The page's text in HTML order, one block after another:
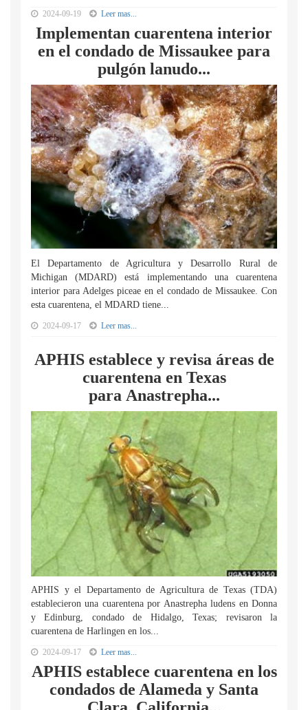
2024-09-19 Leer mas...
Implementan cuarentena interior
en el condado de Missaukee para
pulgón lanudo...
El Departamento de Agricultura y Desarrollo Rural de
Michigan (MDARD) está implementando una cuarentena
interior para Adelges piceae en el condado de Missaukee. Con
esta cuarentena, el MDARD tiene...
2024-09-17 Leer mas...
APHIS establece y revisa áreas de
cuarentena en Texas
para Anastrepha...
APHIS y el Departamento de Agricultura de Texas (TDA)
establecieron una cuarentena por Anastrepha ludens en Donna
y Edinburg, condado de Hidalgo, Texas; revisaron la
cuarentena de Harlingen en los...
2024-09-17 Leer mas...
APHIS establece cuarentena en los
condados de Alameda y Santa